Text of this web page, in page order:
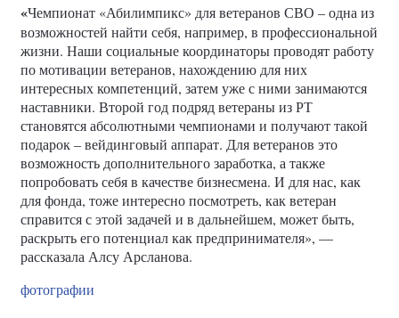
«Чемпионат «Абилимпикс» для ветеранов СВО – одна из
возможностей найти себя, например, в профессиональной
жизни. Наши социальные координаторы проводят работу
по мотивации ветеранов, нахождению для них
интересных компетенций, затем уже с ними занимаются
наставники. Второй год подряд ветераны из РТ
становятся абсолютными чемпионами и получают такой
подарок – вейдинговый аппарат. Для ветеранов это
возможность дополнительного заработка, а также
попробовать себя в качестве бизнесмена. И для нас, как
для фонда, тоже интересно посмотреть, как ветеран
справится с этой задачей и в дальнейшем, может быть,
раскрыть его потенциал как предпринимателя», —
рассказала Алсу Арсланова.
фотографии